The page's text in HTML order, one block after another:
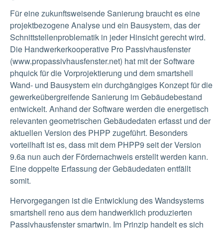
Für eine zukunftsweisende Sanierung braucht es eine
projektbezogene Analyse und ein Bausystem, das der
Schnittstellenproblematik in jeder Hinsicht gerecht wird.
Die Handwerkerkooperative Pro Passivhausfenster
(www.propassivhausfenster.net) hat mit der Software
phquick für die Vorprojektierung und dem smartshell
Wand- und Bausystem ein durchgängiges Konzept für die
gewerkeübergreifende Sanierung im Gebäudebestand
entwickelt. Anhand der Software werden die energetisch
relevanten geometrischen Gebäudedaten erfasst und der
aktuellen Version des PHPP zugeführt. Besonders
vorteilhaft ist es, dass mit dem PHPP9 seit der Version
9.6a nun auch der Fördernachweis erstellt werden kann.
Eine doppelte Erfassung der Gebäudedaten entfällt
somit.
Hervorgegangen ist die Entwicklung des Wandsystems
smartshell reno aus dem handwerklich produzierten
Passivhausfenster smartwin. Im Prinzip handelt es sich